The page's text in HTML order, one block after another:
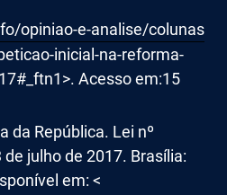
opiniao-e-analise/colunas
inicial-na-reforma-
Acesso em:15
da República. Lei nº
julho de 2017. Brasília:
em: <